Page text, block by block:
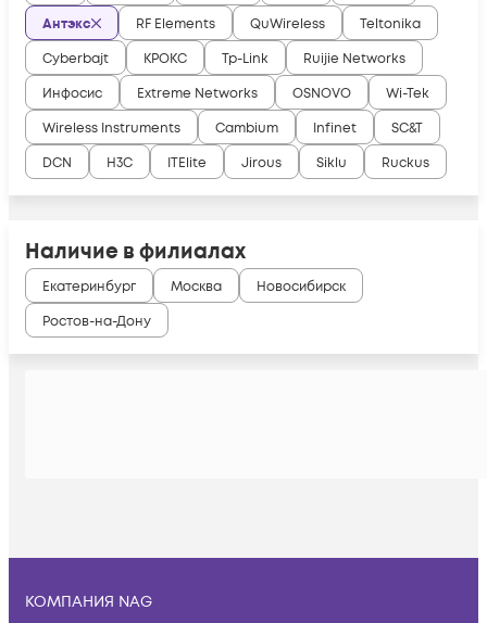
Антэкс
RF Elements QuWireless
Teltonika
Cyberbajt
КРОКС Tp-Link
Ruijie Networks
Инфосис
Extreme Networks OSNOVO
Wi-Tek
Wireless Instruments
Cambium Infinet
SC&T
DCN
H3C ITElite Jirous Siklu Ruckus
Наличие в филиалах
Екатеринбург Москва
Новосибирск
Ростов-на-Дону
КОМПАНИЯ NAG